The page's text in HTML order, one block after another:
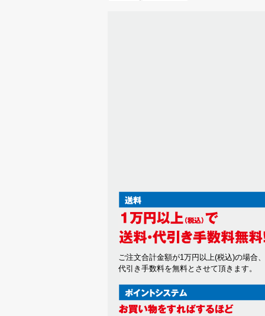
ご注文合計金額が1万円以上(税込)の場合
代引き手数料を無料とさせて頂きます。